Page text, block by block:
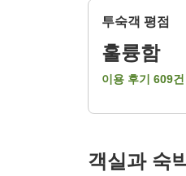
투숙객 평점
훌륭함
이용 후기 609건
객실과 숙